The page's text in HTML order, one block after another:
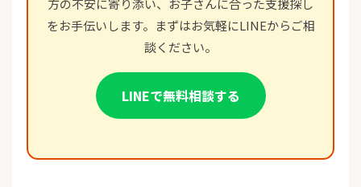
方の不安に寄り添い、お子さんに合った支援探し
をお手伝いします。まずはお気軽にLINEからご相
談ください。
LINEで無料相談する